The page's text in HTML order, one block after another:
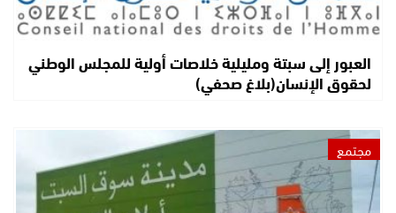
العبور إلى سبتة ومليلية خلاصات أولية للمجلس الوطني
لحقوق الإنسان(بلاغ صحفي)
مجتمع